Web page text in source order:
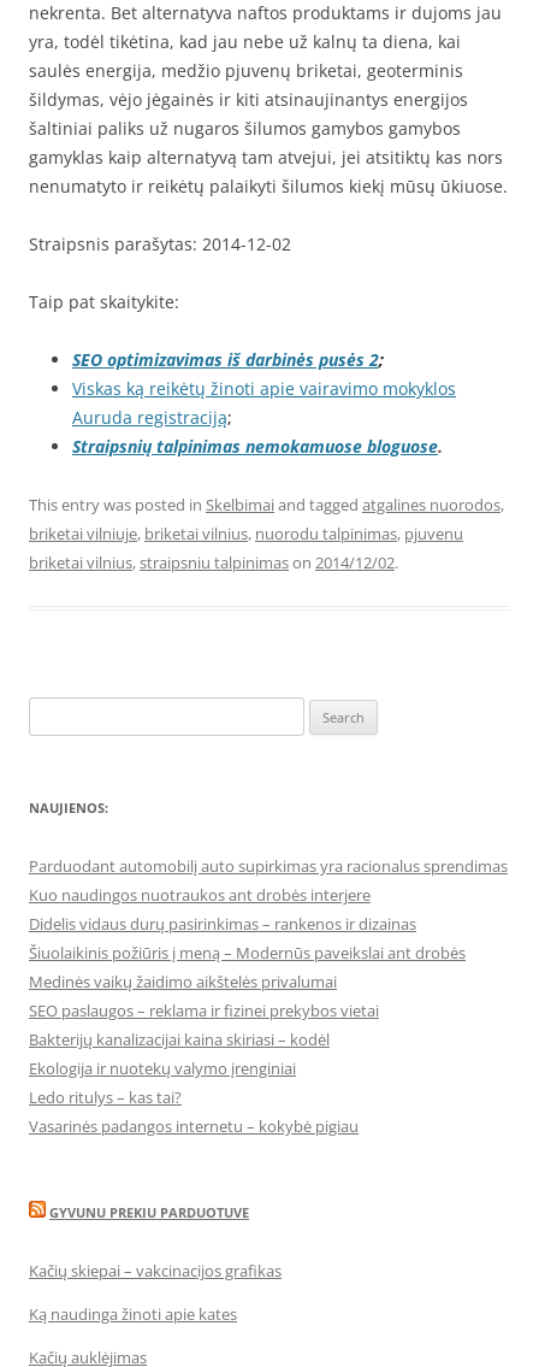
nekrenta. Bet alternatyva naftos produktams ir dujoms jau
yra, todėl tikėtina, kad jau nebe už kalnų ta diena, kai
saulės energija, medžio pjuvenų briketai, geoterminis
šildymas, vėjo jėgainės ir kiti atsinaujinantys energijos
šaltiniai paliks už nugaros šilumos gamybos gamybos
gamyklas kaip alternatyvą tam atvejui, jei atsitiktų kas nors
nenumatyto ir reikėtų palaikyti šilumos kiekį mūsų ūkiuose.
Straipsnis parašytas: 2014-12-02
Taip pat skaitykite:
SEO optimizavimas iš darbinės pusės 2;
Viskas ką reikėtų žinoti apie vairavimo mokyklos
Auruda registraciją;
Straipsnių talpinimas nemokamuose bloguose.
This entry was posted in Skelbimaiand tagged atgalines nuorodos,
briketai vilniuje, briketai vilnius, nuorodu talpinimas, pjuvenu
briketai vilnius,straipsniu talpinimason 2014/12/02.
for:
NAUJIENOS:
Parduodant automobilį auto supirkimas yra racionalus sprendimas
Kuo naudingos nuotraukos ant drobės interjere
Didelis vidaus durų pasirinkimas – rankenos ir dizainas
Šiuolaikinis požiūris į meną – Modernūs paveikslai ant drobės
Medinės vaikų žaidimo aikštelės privalumai
SEO paslaugos – reklama ir fizinei prekybos vietai
Bakterijų kanalizacijai kaina skiriasi – kodėl
Ekologija ir nuotekų valymo įrenginiai
Ledo ritulys – kas tai?
Vasarinės padangos internetu – kokybė pigiau
GYVUNU PREKIU PARDUOTUVE
Kačių skiepai – vakcinacijos grafikas
Ką naudinga žinoti apie kates
Kačių auklėjimas